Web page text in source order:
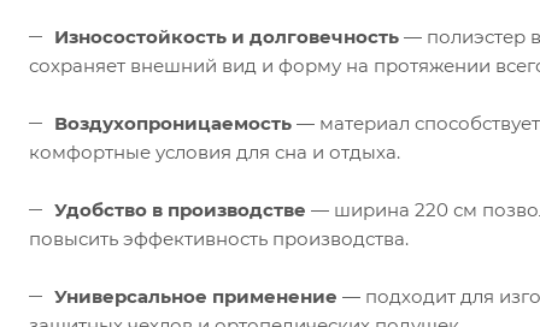
Износостойкость и долговечность — полиэстер
сохраняет внешний вид и форму на протяжении
Воздухопроницаемость — материал
комфортные условия для сна и отдыха.
Удобство в производстве — ширина 220 см
повысить эффективность производства.
Универсальное применение — подходит для